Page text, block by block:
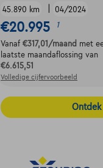
45.890 km 04/2024
€20.995 1
Vanaf €317,01 /maand met
laatste maandaflossing van
€6.615,51
Volledige cijfervoorbeeld